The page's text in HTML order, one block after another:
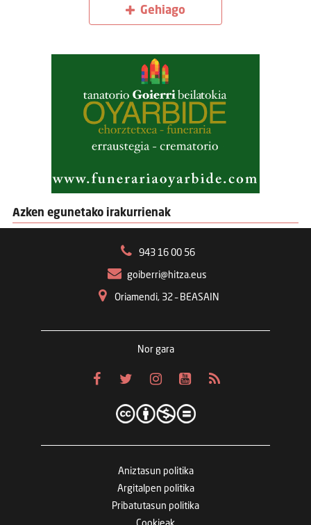
Gehiago
Azken egunetako irakurrienak
943 16 00 56
goiberri@hitza.eus
Oriamendi, 32 – BEASAIN
Nor gara
Aniztasun politika
Argitalpen politika
Pribatutasun politika